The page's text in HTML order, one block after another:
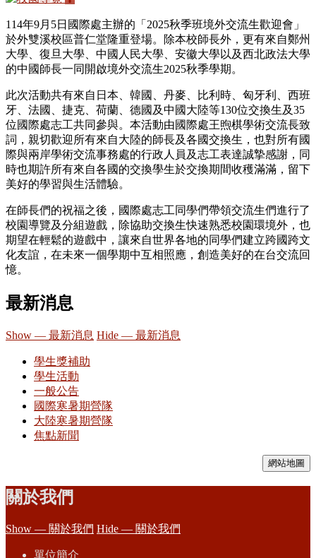
114年9月 5日國際處主辦的「 2025秋季班境外交流生歡迎會」
於外雙溪校區普仁堂隆重登場。除本校師長外，更有來自鄭州
大學、復旦大學、中國人民大學、安徽大學以及西北政法大學
的中國師長一同開啟境外交流生2025秋季學期。
此次活動共有來自日本、韓國、丹麥、比利時、匈牙利、西班
牙、法國、捷克、荷蘭、德國及中國大陸等130位交換生及35
位國際處志工共同參與。本活動由國際處王煦棋學術交流長致
詞，親切歡迎所有來自大陸的師長及各國交換生，也對所有國
際與兩岸學術交流事務處的行政人員及志工表達誠摯感謝，同
時也期許所有來自各國的交換學生於交換期間收穫滿滿，留下
美好的學習與生活體驗。
在師長們的祝福之後，國際處志工同學們帶領交流生們進行了
校園導覽及分組遊戲，除協助交換生快速熟悉校園環境外，也
期望在輕鬆的遊戲中，讓來自世界各地的同學們建立跨國跨文
化友誼，在未來一個學期中互相照應，創造美好的在台交流回
憶。
最新消息
Show — 最新消息 Hide — 最新消息
學生獎補助
學生活動
一般公告
國際寒暑期營隊
大陸寒暑期營隊
焦點新聞
網站地圖
關於我們
Show — 關於我們 Hide — 關於我們
單位簡介